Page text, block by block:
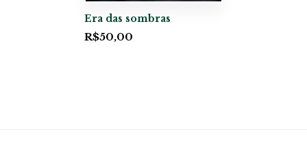
Era das sombras
R$50,00